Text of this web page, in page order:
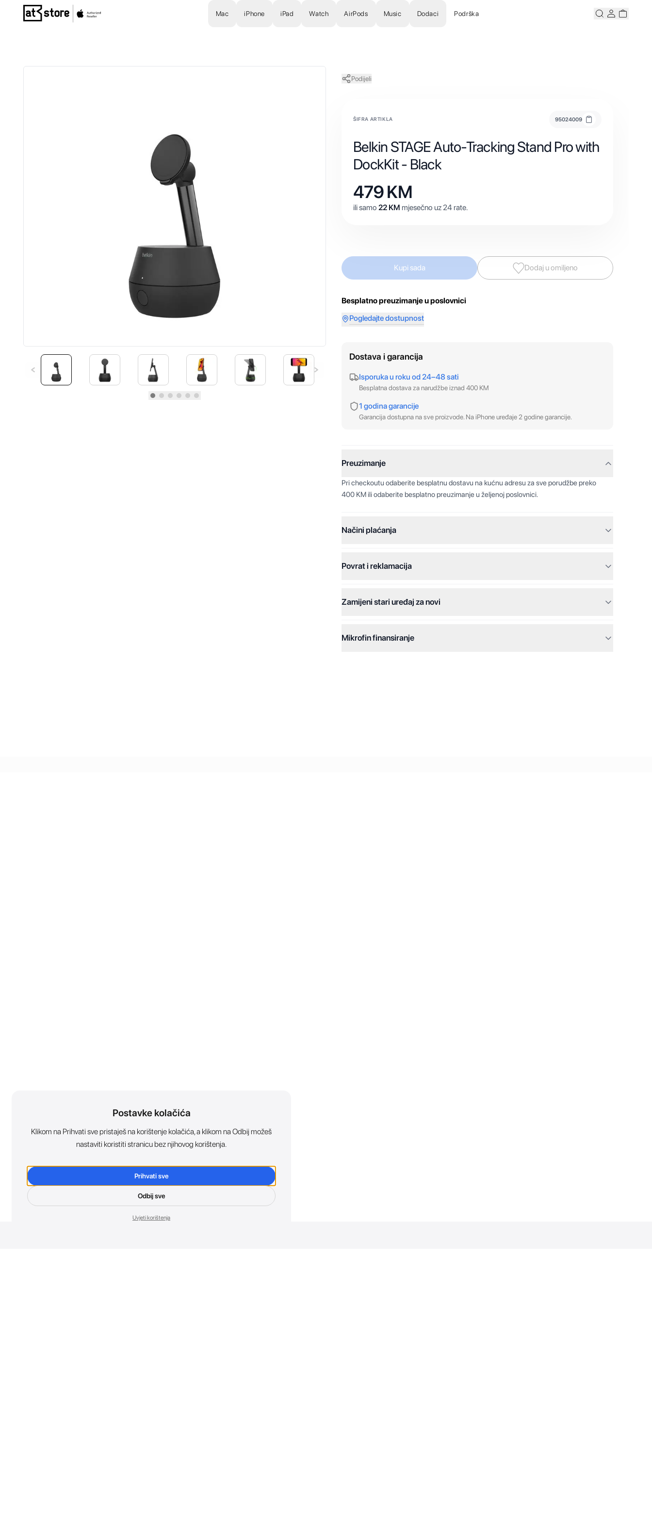
Posjetite početnu stranicu AT Store
Mac iPhone iPad Watch AirPods Music Dodaci Podrška PretražiKorisnicki
Podijeli
ŠIFRA ARTIKLA 95024009
Belkin STAGE Auto-Tracking Stand Pro with
DockKit - Black
479KM
ili samo 22 KM mjesečno uz 24 rate.
Kupi sada Dodaj u omiljeno
Besplatno preuzimanje u poslovnici
Pogledajte dostupnost
Dostava i garancija
Isporuka u roku od 24–48 sati
Besplatna dostava za narudžbe iznad 400 KM
1 godina garancije
Garancija dostupna na sve proizvode. Na iPhone uređaje 2 godine garancije.
Preuzimanje
Pri checkoutu odaberite besplatnu dostavu na kućnu adresu za sve porudžbe preko
400 KM ili odaberite besplatno preuzimanje u željenoj poslovnici.
Načini plaćanja
Jednokratna plaćanja:
Dodatne opcije:
Online plaćanje na rate:
Povrat i reklamacija
Zamijeni stari uređaj za novi
Mikrofin finansiranje
Postavke kolačića
Klikom na Prihvati sve pristaješ na korištenje kolačića, a klikom na Odbij možeš
nastaviti koristiti stranicu bez njihovog korištenja.
Prihvati sve
Odbij sve
Uvjeti korištenja